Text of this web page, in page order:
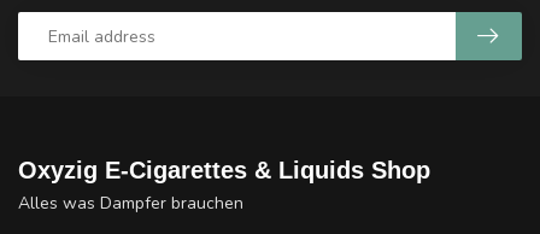
Oxyzig E-Cigarettes & Liquids Shop
Alles was Dampfer brauchen